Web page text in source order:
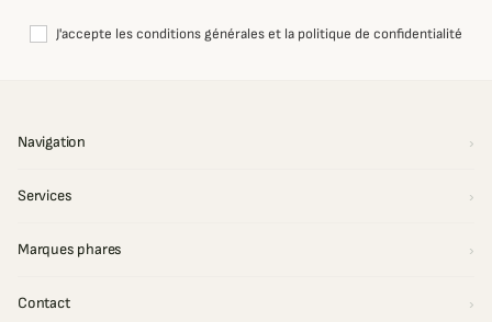
J'accepte les conditions générales et la politique de confidentialité
Navigation
Services
Marques phares
Contact